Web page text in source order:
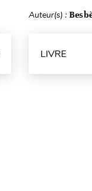
Auteur(s) :
LIVRE